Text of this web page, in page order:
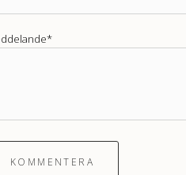
KOMMENTERA